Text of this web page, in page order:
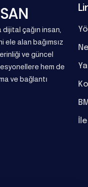
çağın insan,
ele alan bağımsız
ve güncel
hem de
ve bağlantı